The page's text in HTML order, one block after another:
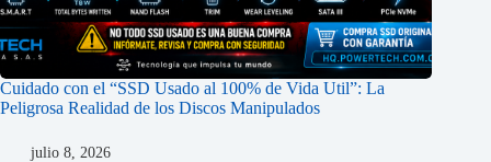
Cuidado con el “SSD Usado al 100% de Vida Util”: La
Peligrosa Realidad de los Discos Manipulados
julio 8, 2026